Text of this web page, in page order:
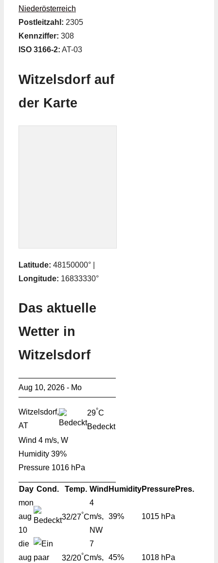
Niederösterreich
Postleitzahl: 2305
Kennziffer: 308
ISO 3166-2: AT-03
Witzelsdorf auf
der Karte
Latitude: 48150000° |
Longitude: 16833330°
Das aktuelle
Wetter in
Witzelsdorf
Aug 10, 2026 - Mo
Witzelsdorf,
AT
29°C
Bedeckt
Wind 4 m/s, W
Humidity 39%
Pressure 1016 hPa
Day Cond. Temp. Wind HumidityPressurePres.
mon
aug
10
32/27°C
4
m/s,
NW
39% 1015 hPa
die
aug
32/20°C
7
m/s,
45% 1018 hPa